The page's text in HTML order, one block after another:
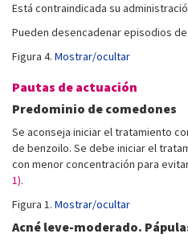
Está contraindicada su
Pueden desencadenar episodios
Figura 4. Mostrar/ocultar
Pautas de actuación
Predominio de comedones
Se aconseja iniciar el tratamiento
de benzoilo. Se debe iniciar el
con menor concentración para
1).
Figura 1. Mostrar/ocultar
Acné leve-moderado.